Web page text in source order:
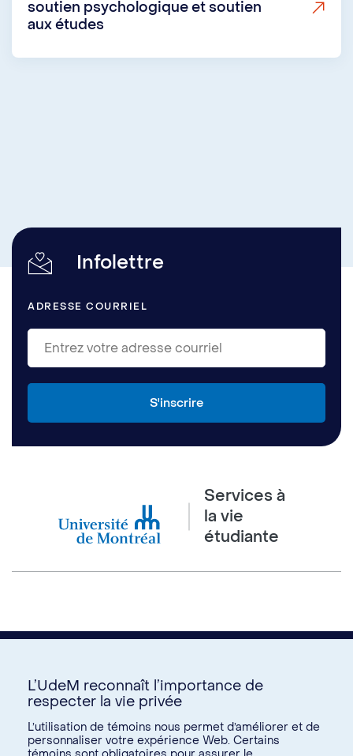
soutien psychologique et soutien
aux études
Infolettre
ADRESSE COURRIEL
Services à
la vie
étudiante
Nous joindre
Voir tous les liens
L’UdeM reconnaît l’importance de
respecter la vie privée
L’utilisation de témoins nous permet d’améliorer et de
personnaliser votre expérience Web. Certains